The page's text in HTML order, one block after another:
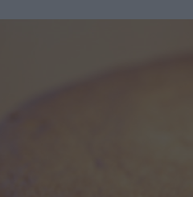
navigation